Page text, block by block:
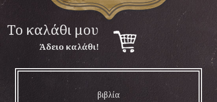
To καλάθι μου
Άδειο καλάθι!
βιβλία